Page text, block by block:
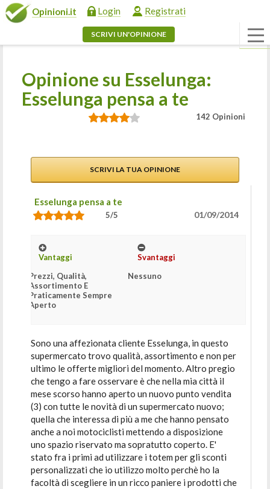
Opinioni.it Login Registrati
SCRIVI UN'OPINIONE
Opinione su Esselunga:
Esselunga pensa a te
142 Opinioni
SCRIVI LA TUA OPINIONE
Esselunga pensa a te
5/5 01/09/2014
Vantaggi
Prezzi, Qualità,
Assortimento E
Praticamente Sempre
Aperto
Svantaggi
Nessuno
Sono una affezionata cliente Esselunga, in questo
supermercato trovo qualità, assortimento e non per
ultimo le offerte migliori del momento. Altro pregio
che tengo a fare osservare è che nella mia città il
mese scorso hanno aperto un nuovo punto vendita
(3) con tutte le novità di un supermercato nuovo;
quella che interessa di più a me che hanno pensato
anche a noi motociclisti mettendo a disposizione
uno spazio riservato ma sopratutto coperto. E'
stato fra i primi ad utilizzare i totem per gli sconti
personalizzati che io utilizzo molto perchè ho la
facoltà di scegliere in un ricco paniere i prodotti che